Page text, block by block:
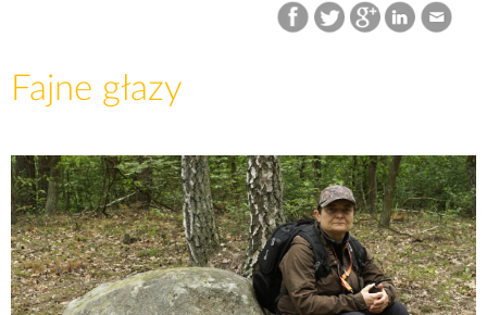
Aktualności Fajne głazy
Fajne głazy